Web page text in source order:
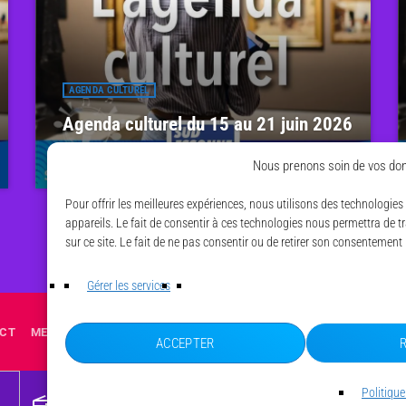
Nous prenons soin de vos
Pour offrir les meilleures expériences, nous utilisons des
appareils. Le fait de consentir à ces technologies nous permettra de
sur ce site. Le fait de ne pas consentir ou de retirer son
Gérer les services
ACCEPTER
AGENDA CULTUREL
Agenda culturel du 15 au 21 juin 2026
MENTIONS LÉGALES POLITIQUE DE CONFIDENTIALITÉ